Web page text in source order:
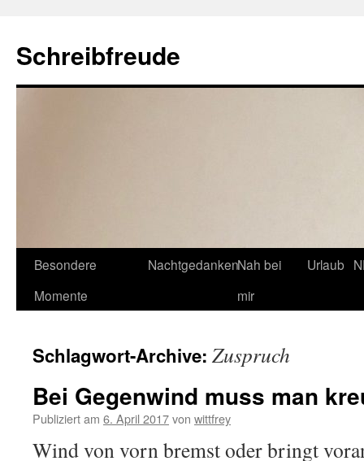
Schreibfreude
Besondere
Momente
NachtgedankenNah bei
mir
Urlaub
Schlagwort-Archive: Zuspruch
Bei Gegenwind muss man
Publiziert am 6. April 2017von wittfrey
Wind von vorn bremst oder bringt